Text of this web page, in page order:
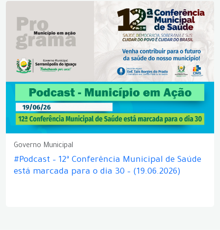
Governo Municipal
#Podcast – 12ª Conferência Municipal de Saúde
está marcada para o dia 30 – (19.06.2026)